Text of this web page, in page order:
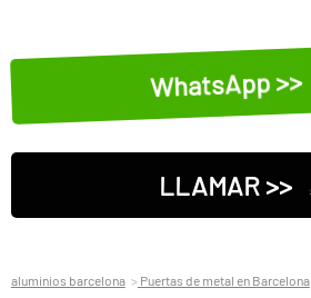
WhatsApp >>
LLAMAR >>
aluminios barcelona Puertas de metal en Barcelona